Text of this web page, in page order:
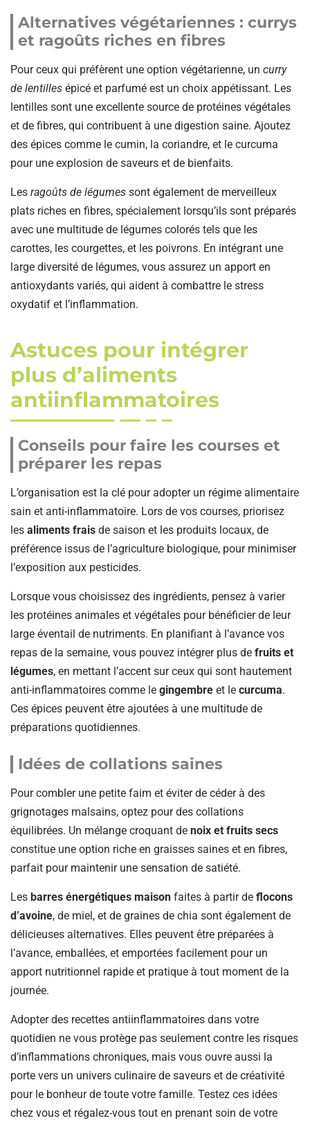
Alternatives végétariennes : currys
et ragoûts riches en fibres
Pour ceux qui préfèrent une option végétarienne, un curry
de lentilles épicé et parfumé est un choix appétissant. Les
lentilles sont une excellente source de protéines végétales
et de fibres, qui contribuent à une digestion saine. Ajoutez
des épices comme le cumin, la coriandre, et le curcuma
pour une explosion de saveurs et de bienfaits.
Les ragoûts de légumes sont également de merveilleux
plats riches en fibres, spécialement lorsqu’ils sont préparés
avec une multitude de légumes colorés tels que les
carottes, les courgettes, et les poivrons. En intégrant une
large diversité de légumes, vous assurez un apport en
antioxydants variés, qui aident à combattre le stress
oxydatif et l’inflammation.
Astuces pour intégrer
plus d’aliments
antiinflammatoires
Conseils pour faire les courses et
préparer les repas
L’organisation est la clé pour adopter un régime alimentaire
sain et anti-inflammatoire. Lors de vos courses, priorisez
les aliments frais de saison et les produits locaux, de
préférence issus de l’agriculture biologique, pour minimiser
l’exposition aux pesticides.
Lorsque vous choisissez des ingrédients, pensez à varier
les protéines animales et végétales pour bénéficier de leur
large éventail de nutriments. En planifiant à l’avance vos
repas de la semaine, vous pouvez intégrer plus de fruits et
légumes, en mettant l’accent sur ceux qui sont hautement
anti-inflammatoires comme le gingembre et le curcuma.
Ces épices peuvent être ajoutées à une multitude de
préparations quotidiennes.
Idées de collations saines
Pour combler une petite faim et éviter de céder à des
grignotages malsains, optez pour des collations
équilibrées. Un mélange croquant de noix et fruits secs
constitue une option riche en graisses saines et en fibres,
parfait pour maintenir une sensation de satiété.
Les barres énergétiques maison faites à partir de flocons
d’avoine, de miel, et de graines de chia sont également de
délicieuses alternatives. Elles peuvent être préparées à
l’avance, emballées, et emportées facilement pour un
apport nutritionnel rapide et pratique à tout moment de la
journée.
Adopter des recettes antiinflammatoires dans votre
quotidien ne vous protège pas seulement contre les risques
d’inflammations chroniques, mais vous ouvre aussi la
porte vers un univers culinaire de saveurs et de créativité
pour le bonheur de toute votre famille. Testez ces idées
chez vous et régalez-vous tout en prenant soin de votre